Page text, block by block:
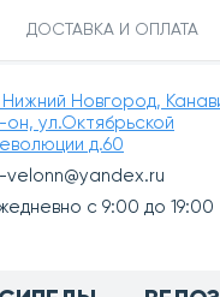
ДОСТАВКА И ОПЛАТА
Нижний Новгород,
он, ул.Октябрьской
д.60
velonn@yandex.ru
с 9:00 до 19:00